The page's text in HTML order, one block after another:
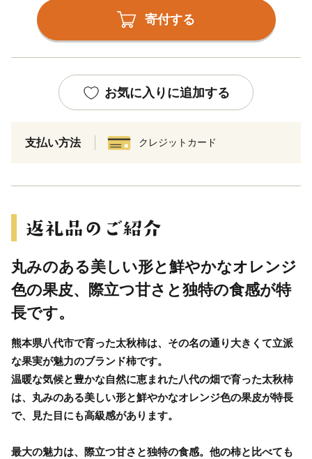
寄付する
お気に入りに追加する
支払い方法 クレジットカード
丸みのある美しい形と鮮やかなオレンジ
色の果皮、際立つ甘さと独特の食感が特
長です。
熊本県八代市で育った太秋柿は、その名の通り大きくて立派
な果実が魅力のブランド柿です。
温暖な気候と豊かな自然に恵まれた八代の畑で育った太秋柿
は、丸みのある美しい形と鮮やかなオレンジ色の果皮が特長
で、見た目にも高級感があります。
最大の魅力は、際立つ甘さと独特の食感。他の柿と比べても